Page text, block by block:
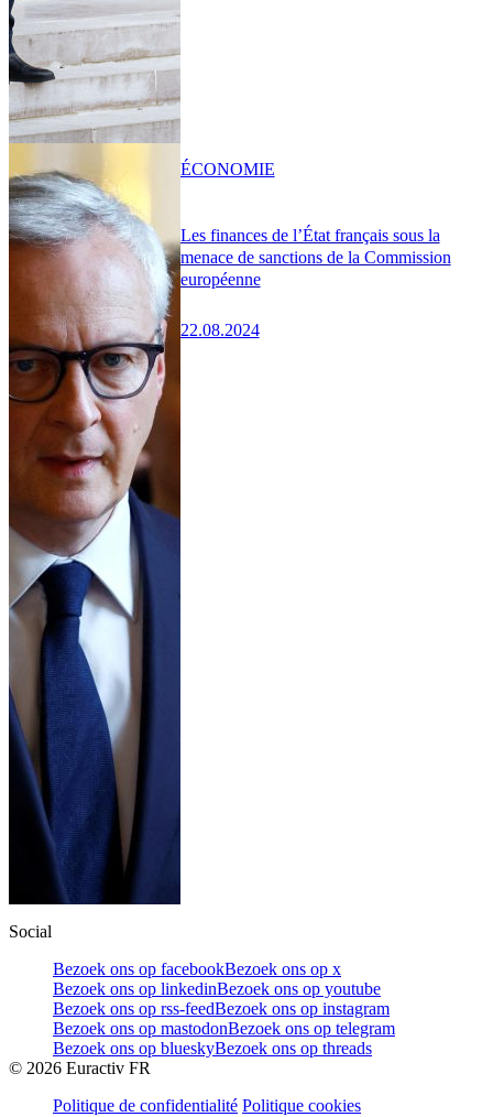
Les finances de l’État français sous la
menace de sanctions de la Commission
européenne
22.08.2024
ÉCONOMIE
Social
Bezoek ons op facebookBezoek ons op x
Bezoek ons op linkedinBezoek ons op youtube
Bezoek ons op rss-feedBezoek ons op instagram
Bezoek ons op mastodonBezoek ons op telegram
Bezoek ons op blueskyBezoek ons op threads
© 2026 Euractiv FR
Politique de confidentialité Politique cookies